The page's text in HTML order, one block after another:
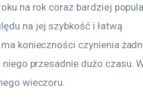
na rok coraz bardziej
na jej szybkość i łatwą
konieczności czynienia
przesadnie dużo czasu.
wieczoru.